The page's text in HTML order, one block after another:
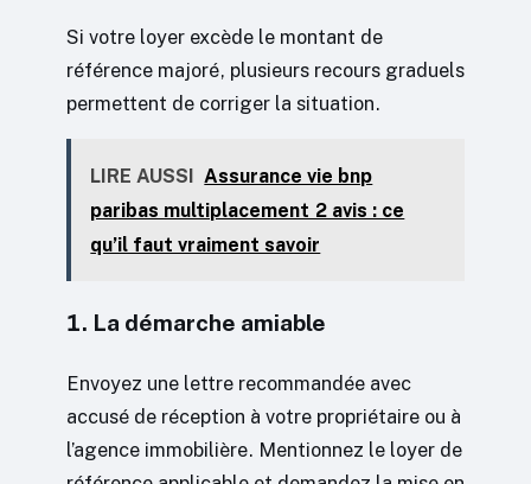
Si votre loyer excède le montant de
référence majoré, plusieurs recours graduels
permettent de corriger la situation.
LIRE AUSSI Assurance vie bnp
paribas multiplacement 2 avis : ce
qu’il faut vraiment savoir
1. La démarche amiable
Envoyez une lettre recommandée avec
accusé de réception à votre propriétaire ou à
l’agence immobilière. Mentionnez le loyer de